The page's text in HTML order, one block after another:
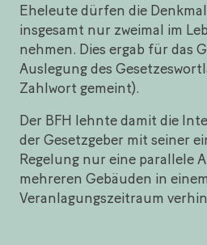
Eheleute dürfen die
insgesamt nur zweimal im
nehmen. Dies ergab für das
Auslegung des
Zahlwort gemeint).
Der BFH lehnte damit die
der Gesetzgeber mit seiner
Regelung nur eine parallele
mehreren Gebäuden in einem
Veranlagungszeitraum